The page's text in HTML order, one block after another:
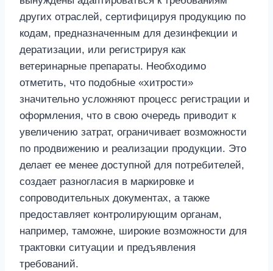
других отраслей, сертифицируя продукцию по
кодам, предназначенным для дезинфекции и
дератизации, или регистрируя как
ветеринарные препараты. Необходимо
отметить, что подобные «хитрости»
значительно усложняют процесс регистрации и
оформления, что в свою очередь приводит к
увеличению затрат, ограничивает возможности
по продвижению и реализации продукции. Это
делает ее менее доступной для потребителей,
создает разногласия в маркировке и
сопроводительных документах, а также
предоставляет контролирующим органам,
например, таможне, широкие возможности для
трактовки ситуации и предъявления
требований.